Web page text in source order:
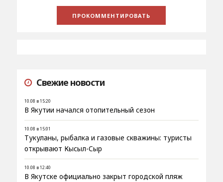
Свежие новости
10.08 в 15:20
В Якутии начался отопительный сезон
10.08 в 15:01
Тукуланы, рыбалка и газовые скважины: туристы
открывают Кысыл-Сыр
10.08 в 12:40
В Якутске официально закрыт городской пляж